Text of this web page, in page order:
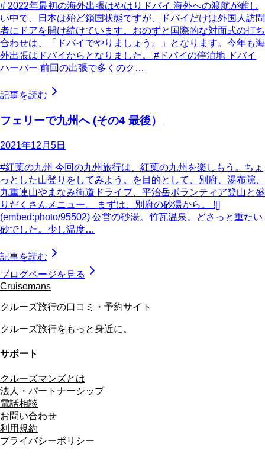
# 2022年最初の海外出張はやはりドバイ 海外への渡航が難し
い中で、日本は殆ど鎖国状態ですが、ドバイだけは外国人訪問
者にドアを開け続けています。おのずと国際的な対面式の打ち
合わせは、「ドバイでやりましょう。」となります。今年も海
外出張はドバイからとなりました。 #ドバイの停泊地 ドバイ
ハーバー 前回の出張で多くのク…
記事を読む
フェリーで九州へ (その4 最後）
2021年12月5日
#紅葉の九州 今回の九州旅行は、紅葉の九州を楽しもう。ちょ
っとした山登りをしてみよう。を目的として、別府、湯布院、
九重連山やまなみ街道ドライブ、平治岳ボランティア登山と盛
りだくさんメニュー。 まずは、別府の砂湯から。 ![]
(embed:photo/95502) 公営の砂湯。竹瓦温泉。どさっと重たい
砂でした。少し温度…
記事を読む
ブログページを見る
Cruisemans
クルーズ旅行の口コミ・予約サイト
クルーズ旅行をもっと身近に。
サポート
クルーズマンズとは
法人・パートナーシップ
電話相談
お問い合わせ
利用規約
プライバシーポリシー